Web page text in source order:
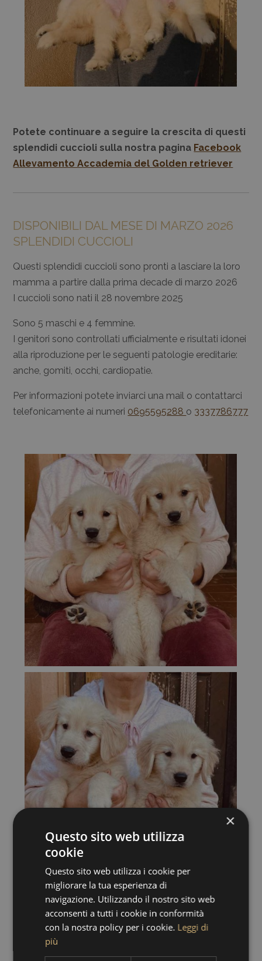
Potete continuare a seguire la crescita di questi
splendidi cuccioli sulla nostra pagina Facebook
Allevamento Accademia del Golden retriever
DISPONIBILI DAL MESE DI MARZO 2026
SPLENDIDI CUCCIOLI
Questi splendidi cuccioli sono pronti a lasciare la loro
mamma a partire dalla prima decade di marzo 2026
I cuccioli sono nati il 28 novembre 2025
Sono 5 maschi e 4 femmine.
I genitori sono controllati ufficialmente e risultati idonei
alla riproduzione per le seguenti patologie ereditarie:
anche, gomiti, occhi, cardiopatie.
Per informazioni potete inviarci una mail o contattarci
telefonicamente ai numeri 0695595288 o 3337786777
×
Questo sito web utilizza
cookie
Questo sito web utilizza i cookie per
migliorare la tua esperienza di
navigazione. Utilizzando il nostro sito web
acconsenti a tutti i cookie in conformità
con la nostra policy per i cookie. Leggi di
più